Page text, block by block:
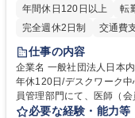
年間休日120日以上
転
完全週休2日制
交通費
仕事の内容
企業名 一般社団法人日本内科学会 求人名 第二新卒歓迎
年休120日/デスクワーク中心で残業少なめ
員管理部門にて、医師（
テム入力、電話・FAX対応
必要な経験・能力等